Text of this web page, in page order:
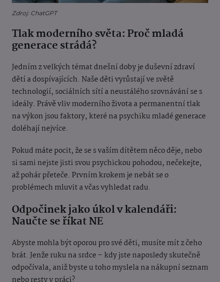
Zdroj: ChatGPT
Tlak moderního světa: Proč mladá
generace strádá?
Jedním z velkých témat dnešní doby je duševní zdraví
dětí a dospívajících. Naše děti vyrůstají ve světě
technologií, sociálních sítí a neustálého srovnávání se s
ideály. Právě vliv moderního života a permanentní tlak
na výkon jsou faktory, které na psychiku mladé generace
doléhají nejvíce.
Pokud máte pocit, že se s vaším dítětem něco děje, nebo
si sami nejste jisti svou psychickou pohodou, nečekejte,
až pohár přeteče. Prvním krokem je nebát se o
problémech mluvit a včas vyhledat radu.
Odpočinek jako úkol v kalendáři:
Naučte se říkat NE
Abyste mohla být oporou pro své děti, musíte mít z čeho
brát. Jenže ruku na srdce – kdy jste naposledy skutečně
odpočívala, aniž byste u toho myslela na nákupní seznam